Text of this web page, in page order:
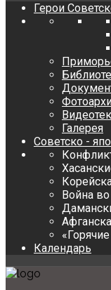
Герои
Галерея
Советско -
Война
Календарь